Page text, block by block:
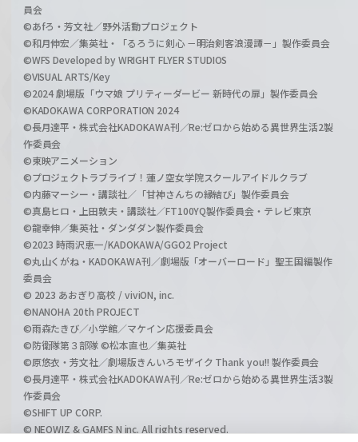
員会
©あfろ・芳文社／野外活動プロジェクト
©和月伸宏／集英社・「るろうに剣心 －明治剣客浪漫譚－」製作委員会
©WFS Developed by WRIGHT FLYER STUDIOS
©VISUAL ARTS/Key
©2024 劇場版「ウマ娘 プリティーダービー 新時代の扉」製作委員会
©KADOKAWA CORPORATION 2024
©長月達平・株式会社KADOKAWA刊／Re:ゼロから始める異世界生活2製
作委員会
©東映アニメーション
©プロジェクトラブライブ！蓮ノ空女学院スクールアイドルクラブ
©内藤マーシー・講談社／「甘神さんちの縁結び」製作委員会
©真島ヒロ・上田敦夫・講談社／FT100YQ製作委員会・テレビ東京
©龍幸伸／集英社・ダンダダン製作委員会
©2023 時雨沢恵一/KADOKAWA/GGO2 Project
©丸山くがね・KADOKAWA刊／劇場版「オーバーロード」聖王国編製作
委員会
© 2023 あおぎり高校 / viviON, inc.
©NANOHA 20th PROJECT
©雨森たきび／小学館／マケイン応援委員会
©防衛隊第３部隊 ©松本直也／集英社
©原悠衣・芳文社／劇場版きんいろモザイク Thank you!! 製作委員会
©長月達平・株式会社KADOKAWA刊／Re:ゼロから始める異世界生活3製
作委員会
©SHIFT UP CORP.
© NEOWIZ & GAMFS N inc. All rights reserved.